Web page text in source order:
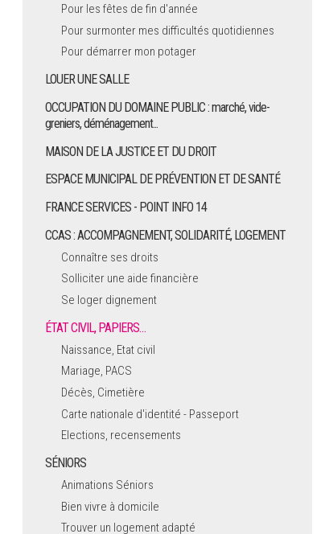
Pour les fêtes de fin d'année
Pour surmonter mes difficultés quotidiennes
Pour démarrer mon potager
LOUER UNE SALLE
OCCUPATION DU DOMAINE PUBLIC : marché, vide-
greniers, déménagement...
MAISON DE LA JUSTICE ET DU DROIT
ESPACE MUNICIPAL DE PRÉVENTION ET DE SANTÉ
FRANCE SERVICES - POINT INFO 14
CCAS : ACCOMPAGNEMENT, SOLIDARITÉ, LOGEMENT
Connaître ses droits
Solliciter une aide financière
Se loger dignement
ÉTAT CIVIL, PAPIERS…
Naissance, Etat civil
Mariage, PACS
Décès, Cimetière
Carte nationale d'identité - Passeport
Elections, recensements
SÉNIORS
Animations Séniors
Bien vivre à domicile
Trouver un logement adapté